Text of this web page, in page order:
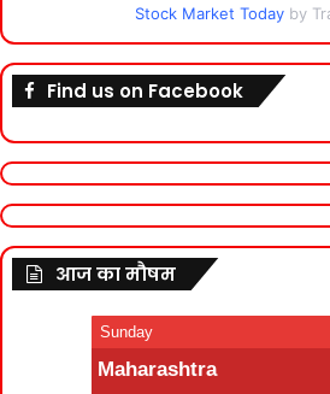
Stock Market Today by
Find us on Facebook
आज का मौषम
Sunday
Maharashtra